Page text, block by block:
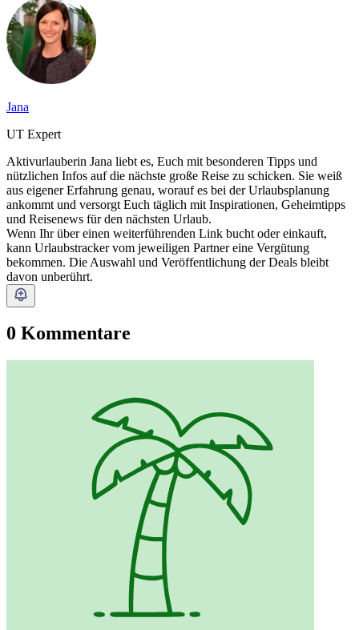
Jana
UT Expert
Aktivurlauberin Jana liebt es, Euch mit besonderen Tipps und
nützlichen Infos auf die nächste große Reise zu schicken. Sie weiß
aus eigener Erfahrung genau, worauf es bei der Urlaubsplanung
ankommt und versorgt Euch täglich mit Inspirationen, Geheimtipps
und Reisenews für den nächsten Urlaub.
Wenn Ihr über einen weiterführenden Link bucht oder einkauft,
kann Urlaubstracker vom jeweiligen Partner eine Vergütung
bekommen. Die Auswahl und Veröffentlichung der Deals bleibt
davon unberührt.
0 Kommentare